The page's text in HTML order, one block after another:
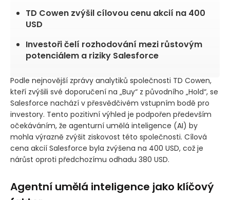
TD Cowen zvýšil cílovou cenu akcií na 400
USD
Investoři čelí rozhodování mezi růstovým
potenciálem a riziky Salesforce
Podle nejnovější zprávy analytiků společnosti TD Cowen,
kteří zvýšili své doporučení na „Buy“ z původního „Hold“, se
Salesforce nachází v přesvědčivém vstupním bodě pro
investory. Tento pozitivní výhled je podpořen především
očekáváním, že agenturní umělá inteligence (AI) by
mohla výrazně zvýšit ziskovost této společnosti. Cílová
cena akcií Salesforce byla zvýšena na 400 USD, což je
nárůst oproti předchozímu odhadu 380 USD.
Agentní umělá inteligence jako klíčový